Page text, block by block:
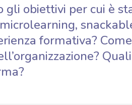
gli obiettivi per cui è
formativa?